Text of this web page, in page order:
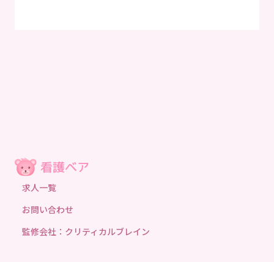
求人一覧
お問い合わせ
監修会社：クリティカルブレイン